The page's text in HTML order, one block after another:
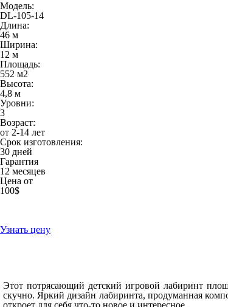
Модель:
DL-105-14
Длина:
46 м
Ширина:
12 м
Площадь:
552 м2
Высота:
4,8 м
Уровни:
3
Возраст:
от 2-14 лет
Срок изготовления:
30 дней
Гарантия
12 месяцев
Цена от
100$
Узнать цену
Этот потрясающий детский игровой лабиринт
скучно. Яркий дизайн лабиринта, продуманная
откроет для себя что-то новое и интересное.